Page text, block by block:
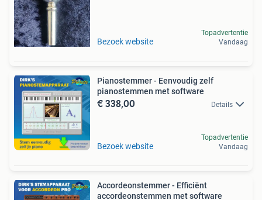
Bezoek website
Topadvertentie
Vandaag
Pianostemmer - Eenvoudig zelf
pianostemmen met software
€ 338,00 Details
Bezoek website
Topadvertentie
Vandaag
Accordeonstemmer - Efficiënt
accordeonstemmen met software